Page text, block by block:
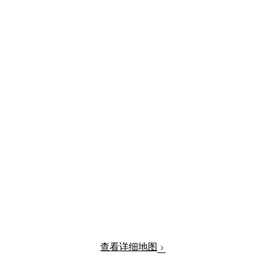
查看详细地图